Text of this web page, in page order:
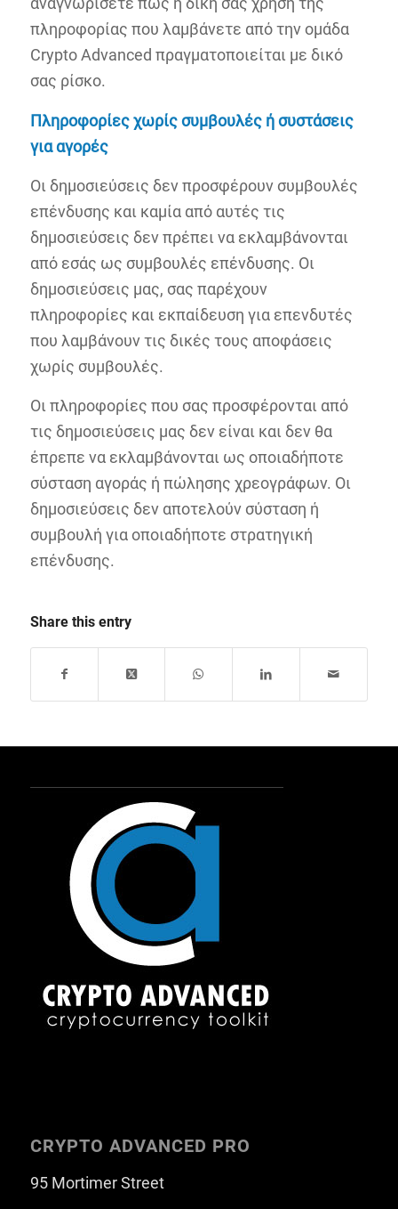
πληροφορίας που λαμβάνετε από την ομάδα
Crypto Advanced πραγματοποιείται με δικό
σας ρίσκο.
Πληροφορίες χωρίς συμβουλές ή συστάσεις
για αγορές
Οι δημοσιεύσεις δεν προσφέρουν συμβουλές
επένδυσης και καμία από αυτές τις
δημοσιεύσεις δεν πρέπει να εκλαμβάνονται
από εσάς ως συμβουλές επένδυσης. Οι
δημοσιεύσεις μας, σας παρέχουν
πληροφορίες και εκπαίδευση για επενδυτές
που λαμβάνουν τις δικές τους αποφάσεις
χωρίς συμβουλές.
Οι πληροφορίες που σας προσφέρονται από
τις δημοσιεύσεις μας δεν είναι και δεν θα
έπρεπε να εκλαμβάνονται ως οποιαδήποτε
σύσταση αγοράς ή πώλησης χρεογράφων. Οι
δημοσιεύσεις δεν αποτελούν σύσταση ή
συμβουλή για οποιαδήποτε στρατηγική
επένδυσης.
Share this entry
CRYPTO ADVANCED PRO
95 Mortimer Street